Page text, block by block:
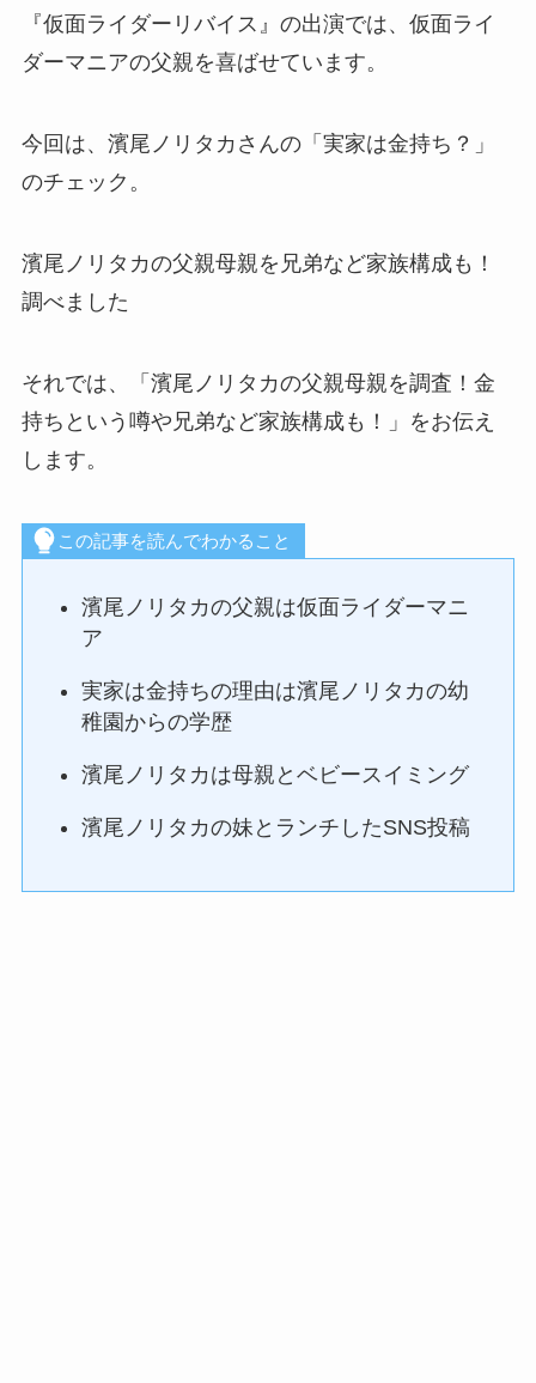
『仮面ライダーリバイス』の出演では、仮面ライ
ダーマニアの父親を喜ばせています。
今回は、濱尾ノリタカさんの「実家は金持ち？」
のチェック。
濱尾ノリタカの父親母親を兄弟など家族構成も！
調べました
それでは、「濱尾ノリタカの父親母親を調査！金
持ちという噂や兄弟など家族構成も！」をお伝え
します。
この記事を読んでわかること
濱尾ノリタカの父親は仮面ライダーマニ
ア
実家は金持ちの理由は濱尾ノリタカの幼
稚園からの学歴
濱尾ノリタカは母親とベビースイミング
濱尾ノリタカの妹とランチしたSNS投稿